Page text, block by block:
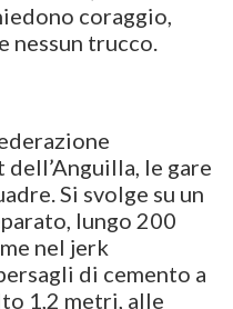
coraggio,
nessun trucco.
le gare
Si svolge su un
lungo 200
nel jerk
di cemento a
1,2 metri, alle